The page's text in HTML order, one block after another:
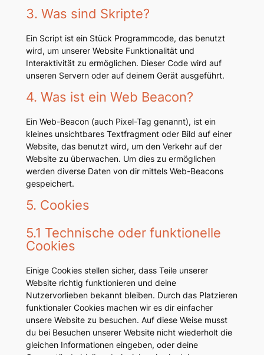
3. Was sind Skripte?
Ein Script ist ein Stück Programmcode, das benutzt
wird, um unserer Website Funktionalität und
Interaktivität zu ermöglichen. Dieser Code wird auf
unseren Servern oder auf deinem Gerät ausgeführt.
4. Was ist ein Web Beacon?
Ein Web-Beacon (auch Pixel-Tag genannt), ist ein
kleines unsichtbares Textfragment oder Bild auf einer
Website, das benutzt wird, um den Verkehr auf der
Website zu überwachen. Um dies zu ermöglichen
werden diverse Daten von dir mittels Web-Beacons
gespeichert.
5. Cookies
5.1 Technische oder funktionelle
Cookies
Einige Cookies stellen sicher, dass Teile unserer
Website richtig funktionieren und deine
Nutzervorlieben bekannt bleiben. Durch das Platzieren
funktionaler Cookies machen wir es dir einfacher
unsere Website zu besuchen. Auf diese Weise musst
du bei Besuchen unserer Website nicht wiederholt die
gleichen Informationen eingeben, oder deine